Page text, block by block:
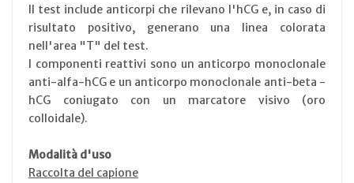
Il test include anticorpi che rilevano l'hCG e, in caso di
risultato positivo, generano una linea colorata
nell'area "T" del test.
I componenti reattivi sono un anticorpo monoclonale
anti-alfa-hCG e un anticorpo monoclonale anti-beta -
hCG coniugato con un marcatore visivo (oro
colloidale).
Modalità d'uso
Raccolta del capione